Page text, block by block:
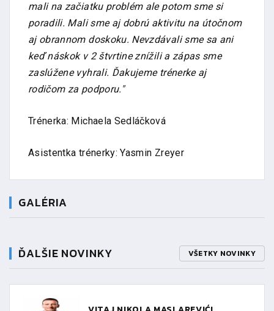
mali na začiatku problém ale potom sme si
poradili. Mali sme aj dobrú aktivitu na útočnom
aj obrannom doskoku. Nevzdávali sme sa ani
keď náskok v 2 štvrtine znížili a zápas sme
zaslúžene vyhrali. Ďakujeme trénerke aj
rodičom za podporu."
Trénerka: Michaela Sedláčková
Asistentka trénerky: Yasmin Zreyer
GALÉRIA
ĎALŠIE NOVINKY VŠETKY NOVINKY